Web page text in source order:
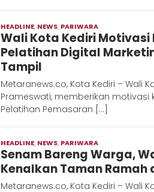
HEADLINE, NEWS, PARIWARA
Hadi
Wali Kota Kediri Motivasi
Pelatihan Digital
Tampil
Metaranews.co, Kota Kediri – Wali
Prameswati, memberikan motivasi
Pelatihan Pemasaran […]
HEADLINE, NEWS, PARIWARA
Hadi
Senam Bareng Warga,
Kenalkan Taman Ramah
Metaranews.co, Kota Kediri – Wali